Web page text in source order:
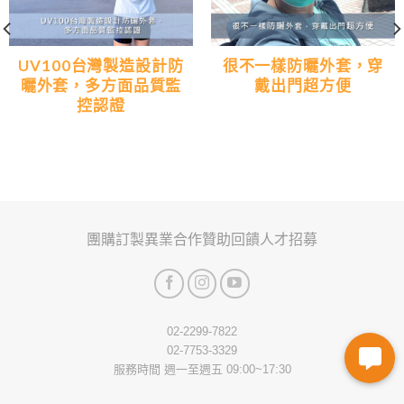
UV100台灣製造設計防
曬外套，多方面品質監
控認證
很不一樣防曬外套，穿
戴出門超方便
團購訂製異業合作贊助回饋人才招募
02-2299-7822
02-7753-3329
服務時間 週一至週五 09:00~17:30